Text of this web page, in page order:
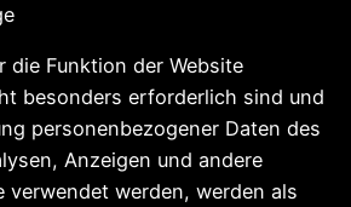
die Funktion der Website
besonders erforderlich sind und
personenbezogener Daten des
Anzeigen und andere
verwendet werden, werden als